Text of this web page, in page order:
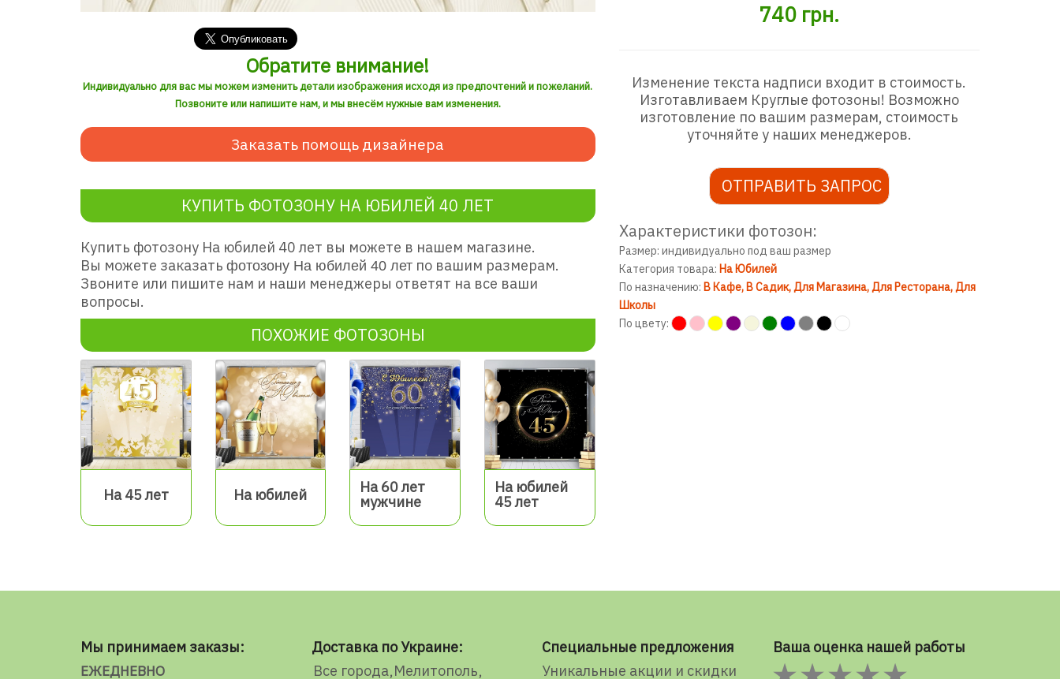
Обратите внимание!
Индивидуально для вас мы можем изменить детали изображения исходя из предпочтений и пожеланий.
Позвоните или напишите нам, и мы внесём нужные вам изменения.
Заказать помощь дизайнера
КУПИТЬ ФОТОЗОНУ НА ЮБИЛЕЙ 40 ЛЕТ
Купить фотозону На юбилей 40 лет вы можете в нашем магазине.
Вы можете заказать фотозону На юбилей 40 лет по вашим размерам.
Звоните или пишите нам и наши менеджеры ответят на все ваши
вопросы.
ПОХОЖИЕ ФОТОЗОНЫ
На 45 лет На юбилей
На 60 лет
мужчине
На юбилей
45 лет
740 грн.
Изменение текста надписи входит в стоимость.
Изготавливаем Круглые фотозоны! Возможно
изготовление по вашим размерам, стоимость
уточняйте у наших менеджеров.
ОТПРАВИТЬ ЗАПРОС
Характеристики фотозон:
Размер: индивидуально под ваш размер
Категория товара: На Юбилей
По назначению: В Кафе В Садик Для Магазина Для Ресторана Для
Школы
По цвету:
Мы принимаем заказы:
ЕЖЕДНЕВНО
Доставка по Украине:
Все города Мелитополь
Специальные предложения
Уникальные акции и скидки
Ваша оценка нашей работы